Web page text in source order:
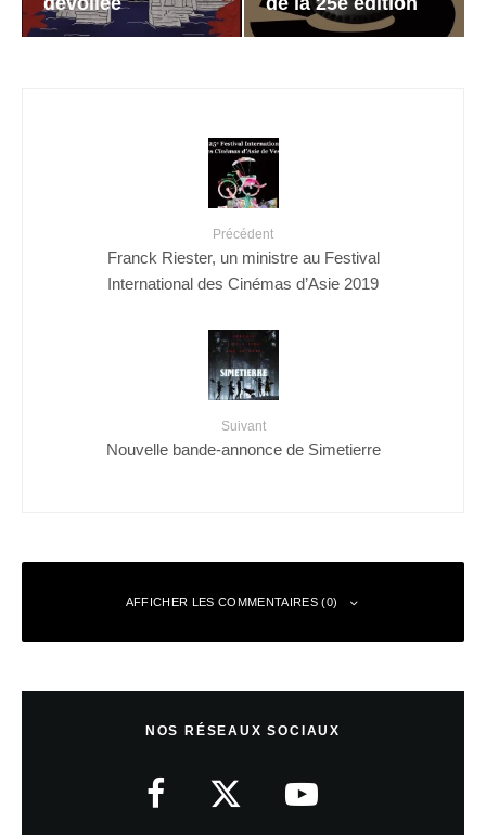
Précédent
Franck Riester, un ministre au Festival
International des Cinémas d’Asie 2019
Suivant
Nouvelle bande-annonce de Simetierre
AFFICHER LES COMMENTAIRES (0)
NOS RÉSEAUX SOCIAUX